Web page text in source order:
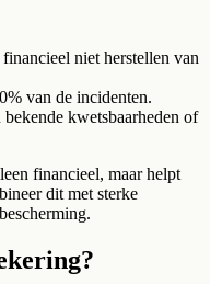
niet herstellen van
van de incidenten.
kwetsbaarheden of
financieel, maar helpt
dit met sterke